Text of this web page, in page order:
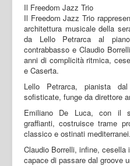
Il Freedom Jazz Trio
Il Freedom Jazz Trio
architettura musicale della
da Lello Petrarca al
contrabbasso e Claudio
anni di complicità ritmica,
e Caserta.
Lello Petrarca, pianista
sofisticate, funge da direttore
Emiliano De Luca, con il
graffianti, costruisce trame
classico e ostinati mediterranei.
Claudio Borrelli, infine,
capace di passare dal groove